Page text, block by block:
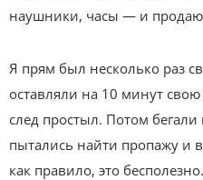
наушники, часы — и
Я прям был несколько раз
оставляли на 10 минут
след простыл. Потом
пытались найти пропажу и
как правило, это